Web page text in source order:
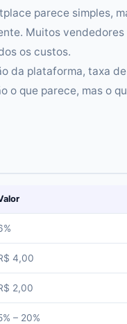
parece simples,
Muitos vendedores
os custos.
da plataforma, taxa de
o que parece, mas o
4,00
2,00
– 20%